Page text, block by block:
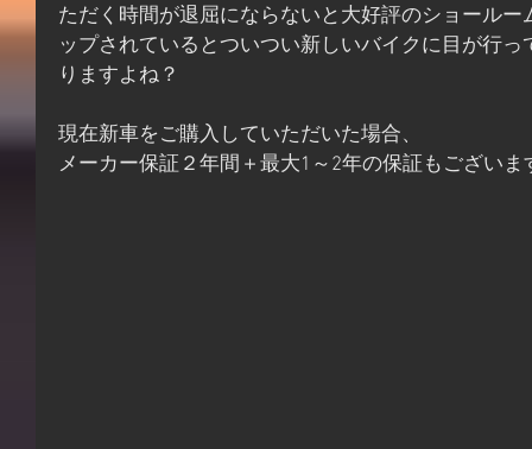
ただく時間が退屈にならないと大好評のショール
ップされているとついつい新しいバイクに目が行
りますよね？
現在新車をご購入していただいた場合、
メーカー保証２年間＋最大1～2年の保証もございま